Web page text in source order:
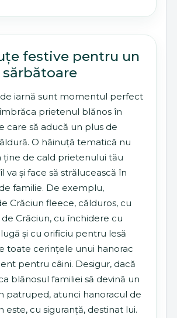
festive pentru un
iarnă sunt momentul perfect
prietenul blănos în
care să aducă un plus de
O hăinuță tematică nu
ține de cald prietenului tău
va și face să strălucească în
familie. De exemplu,
Crăciun fleece, călduros, cu
Crăciun, cu închidere cu
și cu orificiu pentru lesă
toate cerințele unui hanorac
pentru câini. Desigur, dacă
blănosul familiei să devină un
patruped, atunci hanoracul de
este, cu siguranță, destinat lui.